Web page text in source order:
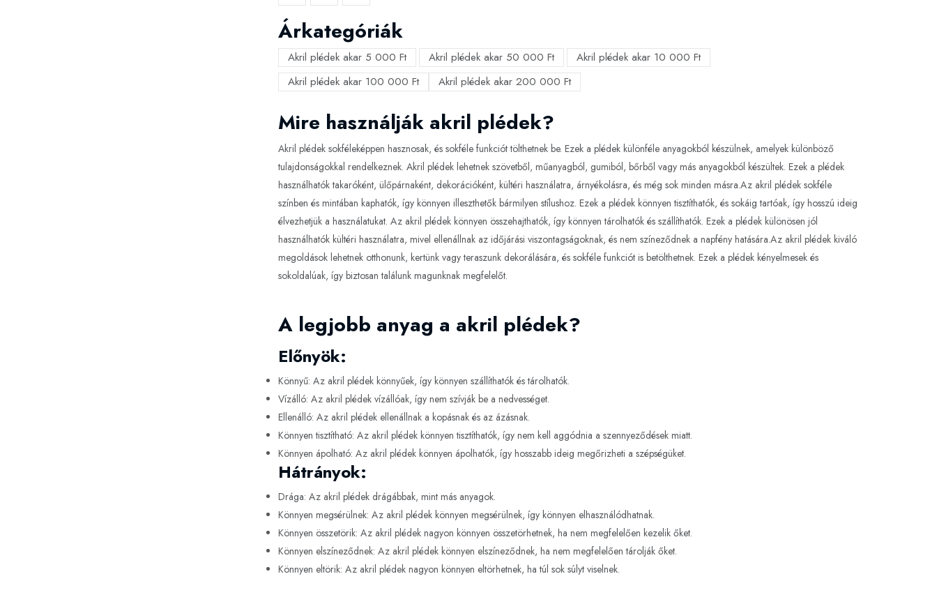
Árkategóriák
Akril plédek akar 5 000 Ft Akril plédek akar 50 000 Ft
Akril plédek akar 10 000 Ft
Akril plédek akar 100 000 Ft
Akril plédek akar 200 000 Ft
Mire használják akril plédek?
Akril plédek sokféleképpen hasznosak, és sokféle funkciót tölthetnek be. Ezek a plédek különféle anyagokból készülnek, amelyek különböző
tulajdonságokkal rendelkeznek. Akril plédek lehetnek szövetből, műanyagból, gumiból, bőrből vagy más anyagokból készültek. Ezek a plédek
használhatók takaróként, ülőpárnaként, dekorációként, kültéri használatra, árnyékolásra, és még sok minden másra.Az akril plédek sokféle
színben és mintában kaphatók, így könnyen illeszthetők bármilyen stílushoz. Ezek a plédek könnyen tisztíthatók, és sokáig tartóak, így hosszú ideig
élvezhetjük a használatukat. Az akril plédek könnyen összehajthatók, így könnyen tárolhatók és szállíthatók. Ezek a plédek különösen jól
használhatók kültéri használatra, mivel ellenállnak az időjárási viszontagságoknak, és nem színeződnek a napfény hatására.Az akril plédek kiváló
megoldások lehetnek otthonunk, kertünk vagy teraszunk dekorálására, és sokféle funkciót is betölthetnek. Ezek a plédek kényelmesek és
sokoldalúak, így biztosan találunk magunknak megfelelőt.
A legjobb anyag a akril plédek?
Előnyök:
Könnyű: Az akril plédek könnyűek, így könnyen szállíthatók és tárolhatók.
Vízálló: Az akril plédek vízállóak, így nem szívják be a nedvességet.
Ellenálló: Az akril plédek ellenállnak a kopásnak és az ázásnak.
Könnyen tisztítható: Az akril plédek könnyen tisztíthatók, így nem kell aggódnia a szennyeződések miatt.
Könnyen ápolható: Az akril plédek könnyen ápolhatók, így hosszabb ideig megőrizheti a szépségüket.
Hátrányok:
Drága: Az akril plédek drágábbak, mint más anyagok.
Könnyen megsérülnek: Az akril plédek könnyen megsérülnek, így könnyen elhasználódhatnak.
Könnyen összetörik: Az akril plédek nagyon könnyen összetörhetnek, ha nem megfelelően kezelik őket.
Könnyen elszíneződnek: Az akril plédek könnyen elszíneződnek, ha nem megfelelően tárolják őket.
Könnyen eltörik: Az akril plédek nagyon könnyen eltörhetnek, ha túl sok súlyt viselnek.